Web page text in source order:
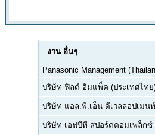
งาน อื่นๆ
Panasonic Management
บริษัท ฟิลด์ อิมแพ็ค (ประเทศไทย
บริษัท แอล.พี.เอ็น ดีเวลลอปเมน
บริษัท เอฟบีที สปอร์ตคอมเพล็กซ์